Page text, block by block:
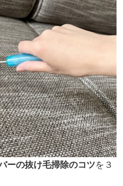
ーの抜け毛掃除のコツを３